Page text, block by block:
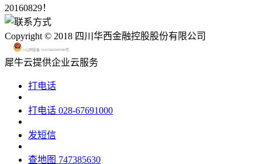
20160829！
Copyright © 2018 四川华西金融控股股份有限公司
川公网安备 51015602000580号
犀牛云提供企业云服务
打电话
打电话 028-67691000
发短信
查地图 747385630